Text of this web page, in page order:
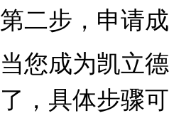
第二步，申请
当您成为凯立
了，具体步骤